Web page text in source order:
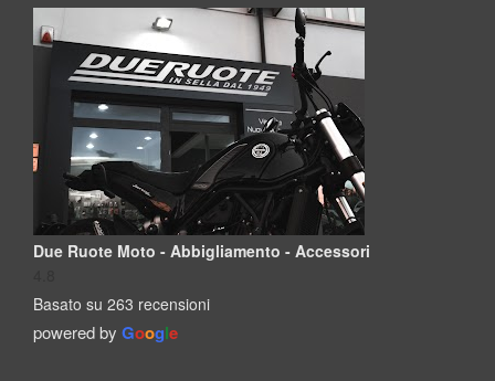
Due Ruote Moto - Abbigliamento - Accessori
Basato su 263 recensioni
powered by Google